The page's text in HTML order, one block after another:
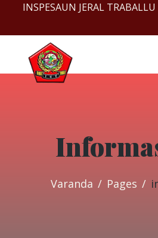
INSPESAUN JERAL TRABALLU
Varanda Pages